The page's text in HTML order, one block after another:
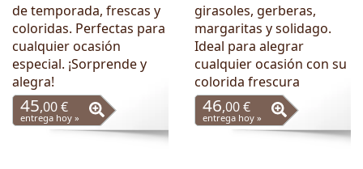
de temporada, frescas y
coloridas. Perfectas para
cualquier ocasión
especial. ¡Sorprende y
alegra!
45,00 €
entrega hoy »
girasoles, gerberas,
margaritas y solidago.
Ideal para alegrar
cualquier ocasión con su
colorida frescura
46,00 €
entrega hoy »